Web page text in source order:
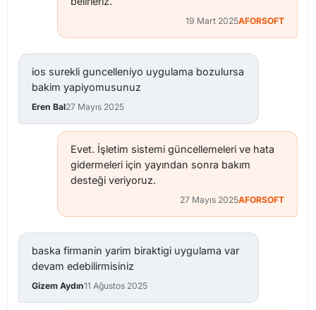
19 Mart 2025AFORSOFT
ios surekli guncelleniyo uygulama bozulursa
bakim yapiyomusunuz
Eren Bal27 Mayıs 2025
Evet. İşletim sistemi güncellemeleri ve hata
gidermeleri için yayından sonra bakım
desteği veriyoruz.
27 Mayıs 2025AFORSOFT
baska firmanin yarim biraktigi uygulama var
devam edebilirmisiniz
Gizem Aydın11 Ağustos 2025